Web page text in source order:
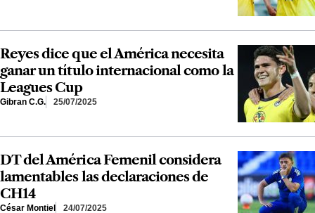
Reyes dice que el América necesita
ganar un título internacional como la
Leagues Cup
Gibran C.G. 25/07/2025
DT del América Femenil considera
lamentables las declaraciones de
CH14
César Montiel 24/07/2025